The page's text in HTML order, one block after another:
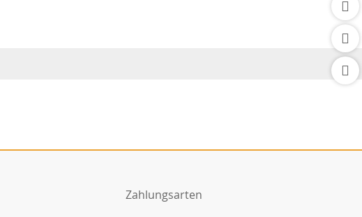
Zahlungsarten